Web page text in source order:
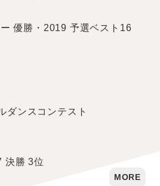
優勝・2019 予選ベスト16
ダンスコンテスト
決勝 3位